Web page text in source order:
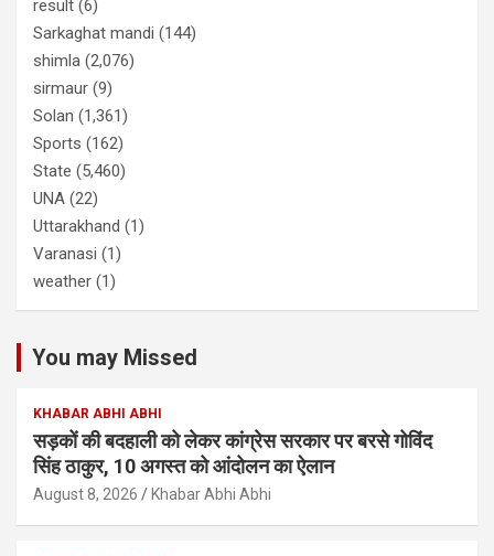
result (6)
Sarkaghat mandi (144)
shimla (2,076)
sirmaur (9)
Solan (1,361)
Sports (162)
State (5,460)
UNA (22)
Uttarakhand (1)
Varanasi (1)
weather (1)
You may Missed
KHABAR ABHI ABHI
सड़कों की बदहाली को लेकर कांग्रेस सरकार पर बरसे गोविंद
सिंह ठाकुर, 10 अगस्त को आंदोलन का ऐलान
August 8, 2026 Khabar Abhi Abhi